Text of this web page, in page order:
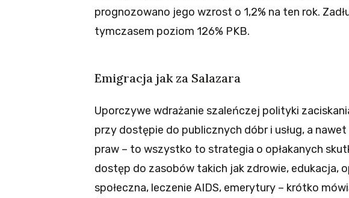
prognozowano jego wzrost o 1,2% na ten rok.
tymczasem poziom 126% PKB.
Emigracja jak za Salazara
Uporczywe wdrażanie szaleńczej polityki
przy dostępie do publicznych dóbr i usług, a
praw – to wszystko to strategia o opłakanych
dostęp do zasobów takich jak zdrowie, edukacja,
społeczna, leczenie AIDS, emerytury – krótko